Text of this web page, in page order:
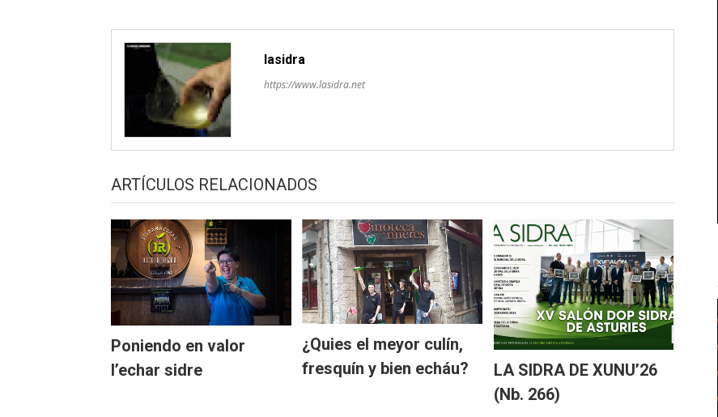
lasidra
https://www.lasidra.net
ARTÍCULOS RELACIONADOS
Poniendo en valor
l’echar sidre
¿Quies el meyor culín,
fresquín y bien echáu?
LA SIDRA DE XUNU’26
(Nb. 266)